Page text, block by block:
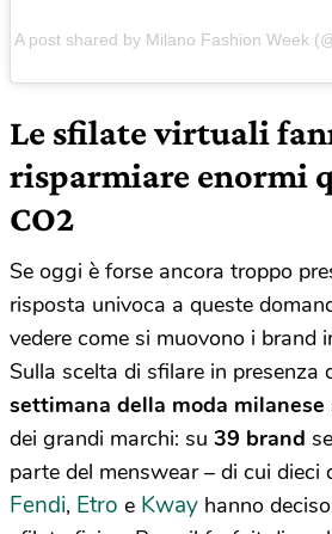
A post shared by Milano Fashion Week
Le sfilate virtuali
risparmiare enormi
CO2
Se oggi è forse ancora troppo
risposta univoca a queste
vedere come si muovono i brand
Sulla scelta di sfilare in presenza
settimana della moda milanese
dei grandi marchi: su 39 brand
parte del menswear – di cui
Fendi, Etro e Kway hanno